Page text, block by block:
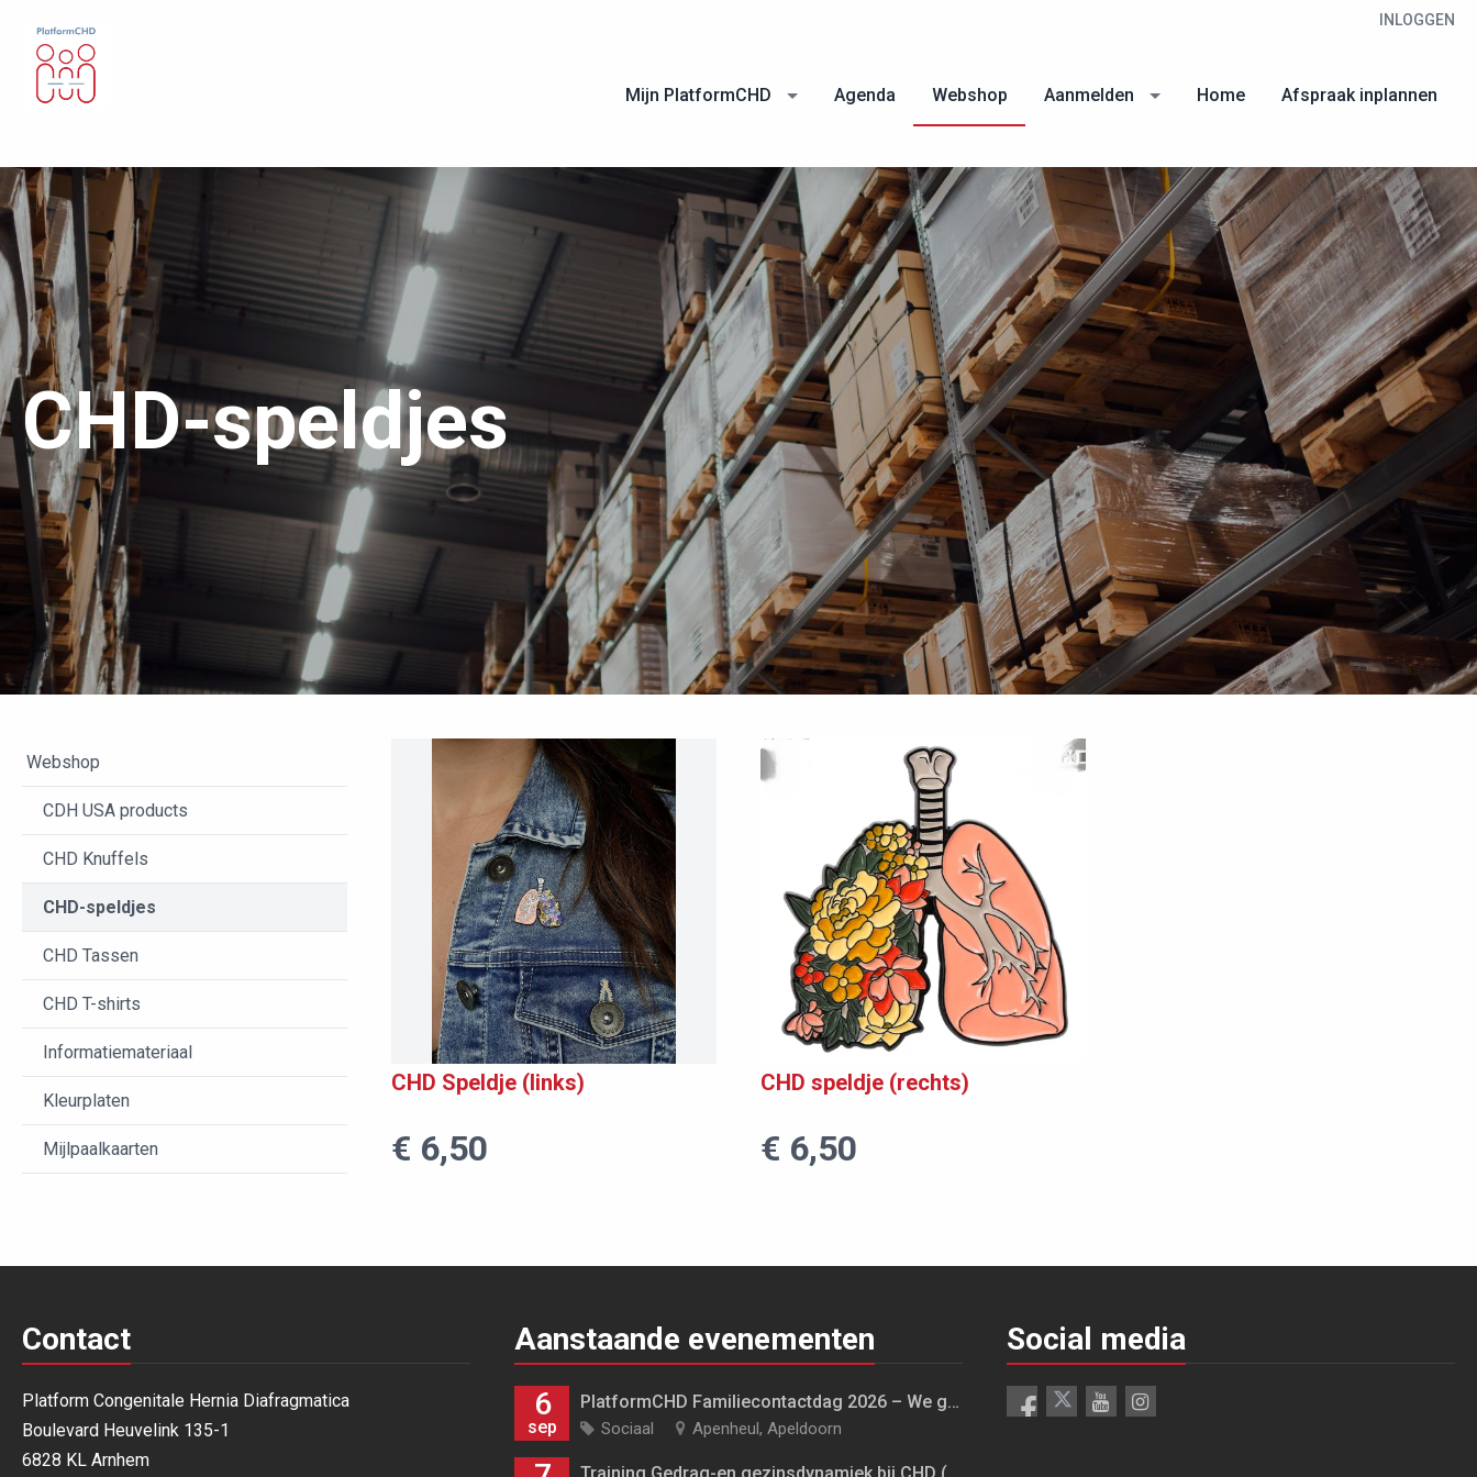
INLOGGEN
Mijn PlatformCHD Agenda Webshop Aanmelden Home Afspraak inplannen
CHD-speldjes
Webshop
CDH USA products
CHD Knuffels
CHD-speldjes
CHD Tassen
CHD T-shirts
Informatiemateriaal
Kleurplaten
Mijlpaalkaarten
CHD Speldje (links)
€ 6,50
CHD speldje (rechts)
€ 6,50
Contact
Platform Congenitale Hernia Diafragmatica
Boulevard Heuvelink 135-1
6828 KL Arnhem
Aanstaande evenementen
6
sep
PlatformCHD Familiecontactdag 2026 – We gaan naar de Apenheul! 🐒
Sociaal Apenheul, Apeldoorn
Social media